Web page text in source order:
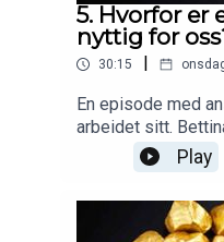
5. Hvorfor er
nyttig for
30:15 |
En episode med
arbeidet sitt.
helse og
Lærings- og
skrevet boken Til
egenomsorg i
Play